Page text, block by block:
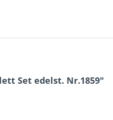
Set edelst. Nr.1859"